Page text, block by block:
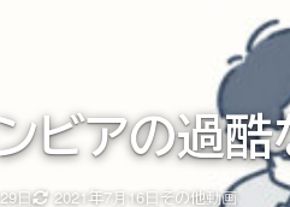
ビアの過
日 2021年7月16日更
その他動画